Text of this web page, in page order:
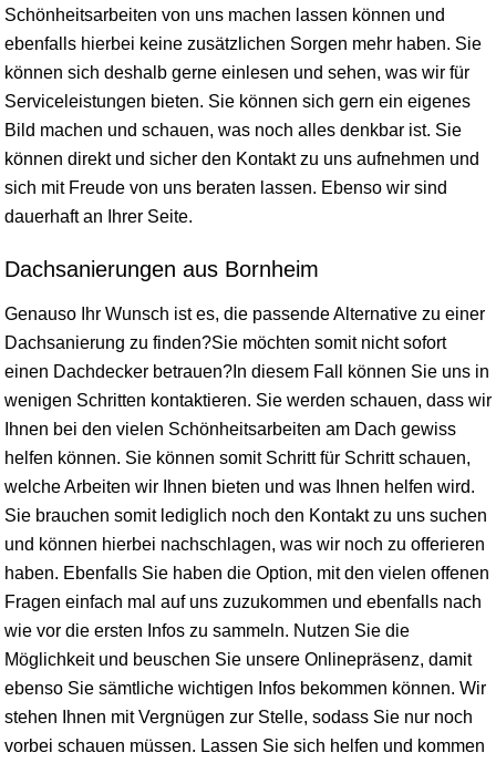
Schönheitsarbeiten von uns machen lassen können und
ebenfalls hierbei keine zusätzlichen Sorgen mehr haben. Sie
können sich deshalb gerne einlesen und sehen, was wir für
Serviceleistungen bieten. Sie können sich gern ein eigenes
Bild machen und schauen, was noch alles denkbar ist. Sie
können direkt und sicher den Kontakt zu uns aufnehmen und
sich mit Freude von uns beraten lassen. Ebenso wir sind
dauerhaft an Ihrer Seite.
Dachsanierungen aus Bornheim
Genauso Ihr Wunsch ist es, die passende Alternative zu einer
Dachsanierung zu finden?Sie möchten somit nicht sofort
einen Dachdecker betrauen?In diesem Fall können Sie uns in
wenigen Schritten kontaktieren. Sie werden schauen, dass wir
Ihnen bei den vielen Schönheitsarbeiten am Dach gewiss
helfen können. Sie können somit Schritt für Schritt schauen,
welche Arbeiten wir Ihnen bieten und was Ihnen helfen wird.
Sie brauchen somit lediglich noch den Kontakt zu uns suchen
und können hierbei nachschlagen, was wir noch zu offerieren
haben. Ebenfalls Sie haben die Option, mit den vielen offenen
Fragen einfach mal auf uns zuzukommen und ebenfalls nach
wie vor die ersten Infos zu sammeln. Nutzen Sie die
Möglichkeit und beuschen Sie unsere Onlinepräsenz, damit
ebenso Sie sämtliche wichtigen Infos bekommen können. Wir
stehen Ihnen mit Vergnügen zur Stelle, sodass Sie nur noch
vorbei schauen müssen. Lassen Sie sich helfen und kommen